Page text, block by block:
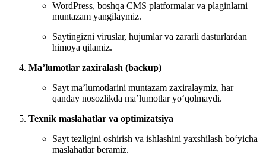
WordPress, boshqa CMS platformalar va plaginlarni
muntazam yangilaymiz.
Saytingizni viruslar, hujumlar va zararli dasturlardan
himoya qilamiz.
Ma’lumotlar zaxiralash (backup)
Sayt ma’lumotlarini muntazam zaxiralaymiz, har
qanday nosozlikda ma’lumotlar yo‘qolmaydi.
Texnik maslahatlar va optimizatsiya
Sayt tezligini oshirish va ishlashini yaxshilash bo‘yicha
maslahatlar beramiz.